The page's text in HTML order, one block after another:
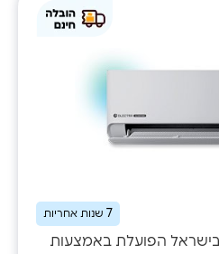
7שנות אחריות
בישראל הפועלת באמצעות